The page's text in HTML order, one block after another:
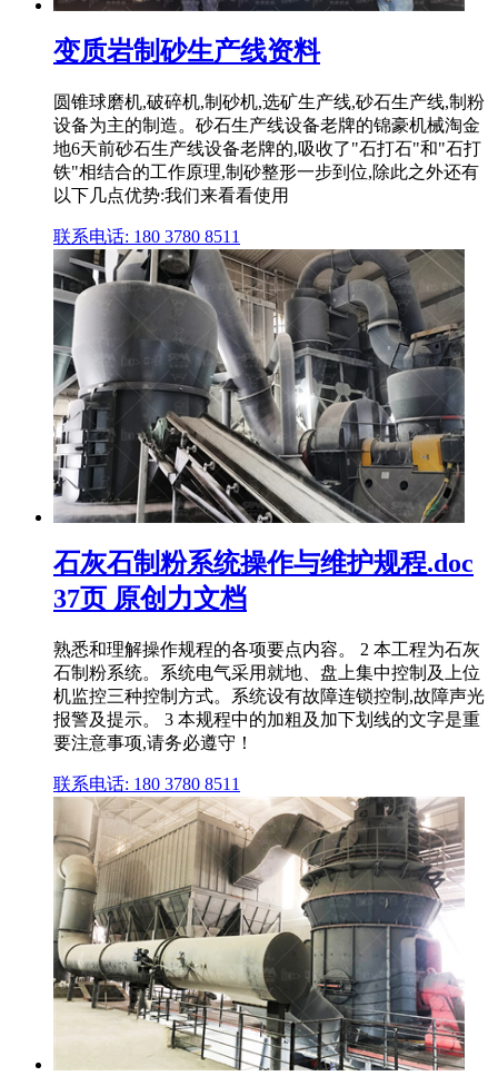
变质岩制砂生产线资料
圆锥球磨机,破碎机,制砂机,选矿生产线,砂石生产线,制粉
设备为主的制造。砂石生产线设备老牌的锦豪机械淘金
地6天前砂石生产线设备老牌的,吸收了"石打石"和"石打
铁"相结合的工作原理,制砂整形一步到位,除此之外还有
以下几点优势:我们来看看使用
联系电话: 180 3780 8511
石灰石制粉系统操作与维护规程.doc
37页 原创力文档
熟悉和理解操作规程的各项要点内容。 2 本工程为石灰
石制粉系统。系统电气采用就地、盘上集中控制及上位
机监控三种控制方式。系统设有故障连锁控制,故障声光
报警及提示。 3 本规程中的加粗及加下划线的文字是重
要注意事项,请务必遵守！
联系电话: 180 3780 8511